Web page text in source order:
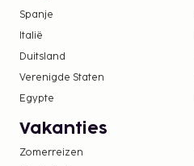
Spanje
Italië
Duitsland
Verenigde Staten
Egypte
Vakanties
Zomerreizen